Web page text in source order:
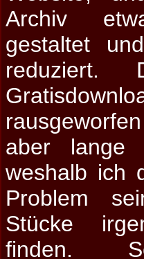
Archiv
gestaltet
reduziert.
aber lange
weshalb ich
Problem
Stücke
finden.